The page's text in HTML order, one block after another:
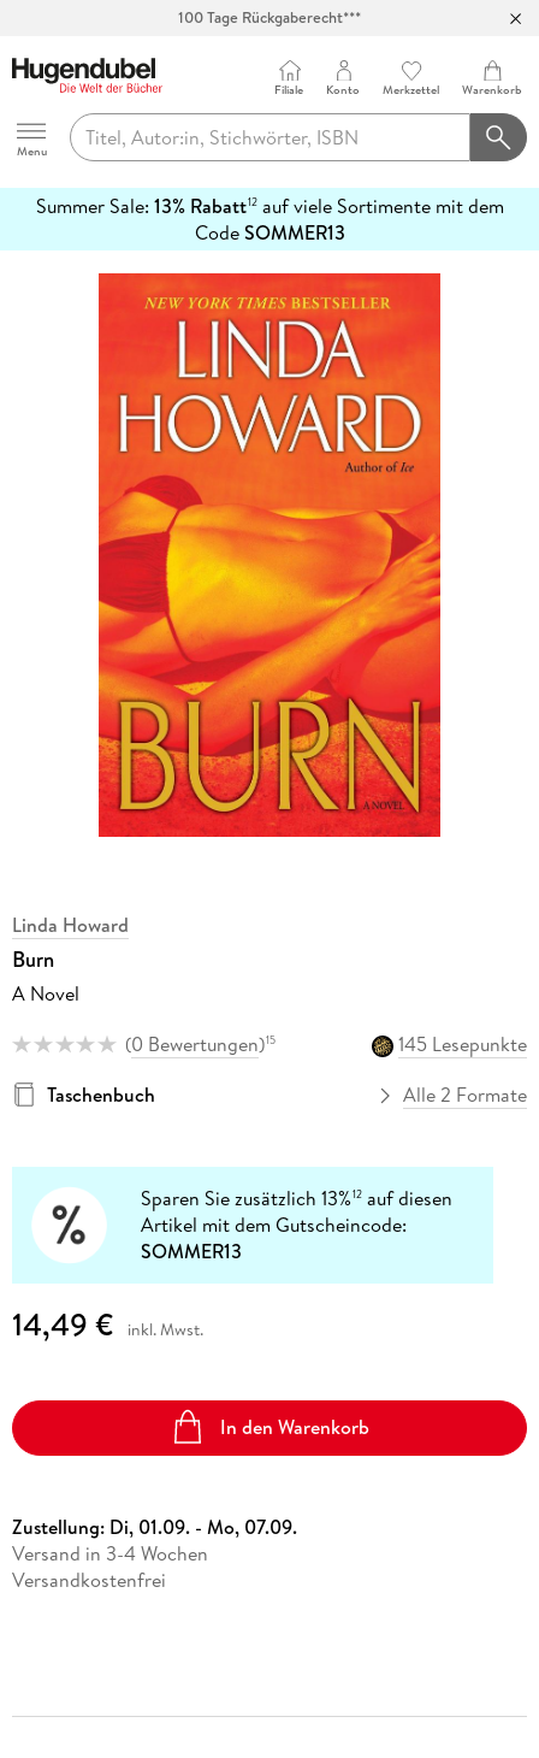
Abholung in über 100 Filialen
Hugendubel
Menu
Filiale Konto Merkzettel Warenkorb
Summer Sale: 13% Rabatt12auf viele Sortimente mit dem
CodeSOMMER13
erfahren
Linda Howard
Burn
A Novel
(0 Bewertungen)15
145 Lesepunkte
Taschenbuch
Alle 2 Formate
Sparen Sie zusätzlich 13%12 auf diesen
Artikel mit dem Gutscheincode:
SOMMER13
14,49 € inkl. Mwst.
In den Warenkorb
Zustellung: Di, 01.09. - Mo, 07.09.
Versand in 3-4 Wochen
Versandkostenfrei